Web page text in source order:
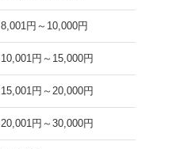
8,001円～10,000円
10,001円～15,000円
15,001円～20,000円
20,001円～30,000円